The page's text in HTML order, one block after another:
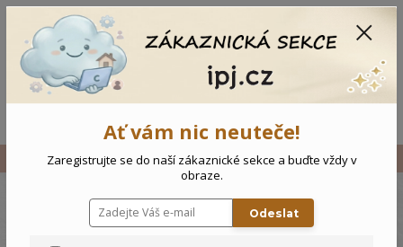
Vše Dětské triko Květiny
Dětské triko Květiny
Ať vám nic neuteče!
Zaregistrujte se do naší zákaznické sekce a buďte vždy v
obraze.
Odeslat